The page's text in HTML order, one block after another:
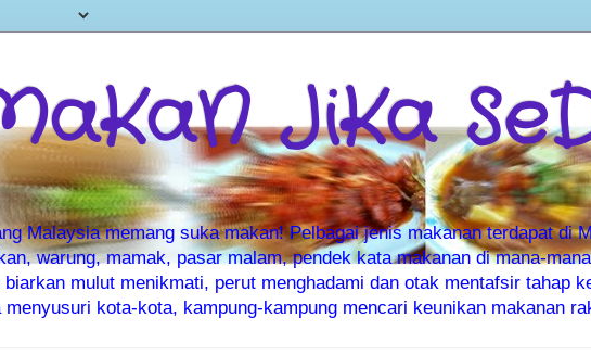
JiKa
Malaysia memang suka makan! Pelbagai jenis makanan terdapat di
warung, mamak, pasar malam, pendek kata makanan di mana-
biarkan mulut menikmati, perut menghadami dan otak mentafsir tahap
menyusuri kota-kota, kampung-kampung mencari keunikan makanan